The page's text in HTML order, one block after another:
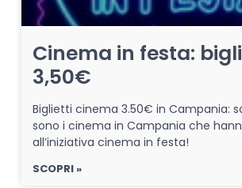
Cinema in festa:
3,50€
Biglietti cinema 3.50€ in Campania:
sono i cinema in Campania che
all’iniziativa cinema in festa!
SCOPRI »